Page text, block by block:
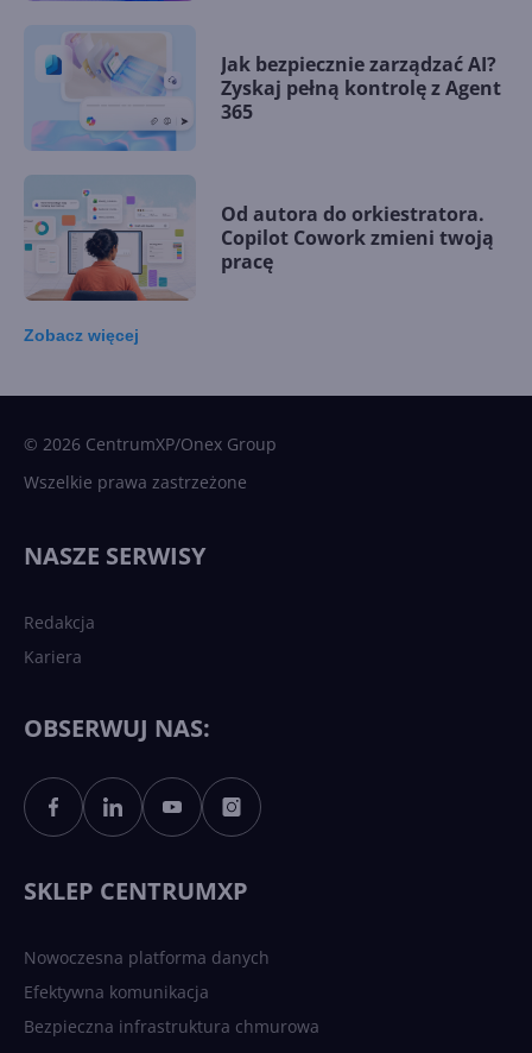
Jak bezpiecznie zarządzać AI?
Zyskaj pełną kontrolę z Agent
365
Od autora do orkiestratora.
Copilot Cowork zmieni twoją
pracę
Sztuczna inteligencja po
polsku. Dość barier
Zobacz więcej
© 2026 CentrumXP/Onex Group
Wszelkie prawa zastrzeżone
NASZE SERWISY
Redakcja
Kariera
OBSERWUJ NAS:
SKLEP CENTRUMXP
Nowoczesna platforma danych
Efektywna komunikacja
Bezpieczna infrastruktura chmurowa